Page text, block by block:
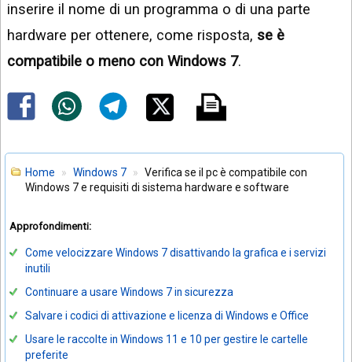
inserire il nome di un programma o di una parte
hardware per ottenere, come risposta, se è
compatibile o meno con Windows 7.
Home Windows 7
Verifica se il pc è compatibile con
Windows 7 e requisiti di sistema hardware e software
Approfondimenti:
Come velocizzare Windows 7 disattivando la grafica e i servizi
inutili
Continuare a usare Windows 7 in sicurezza
Salvare i codici di attivazione e licenza di Windows e Office
Usare le raccolte in Windows 11 e 10 per gestire le cartelle
preferite